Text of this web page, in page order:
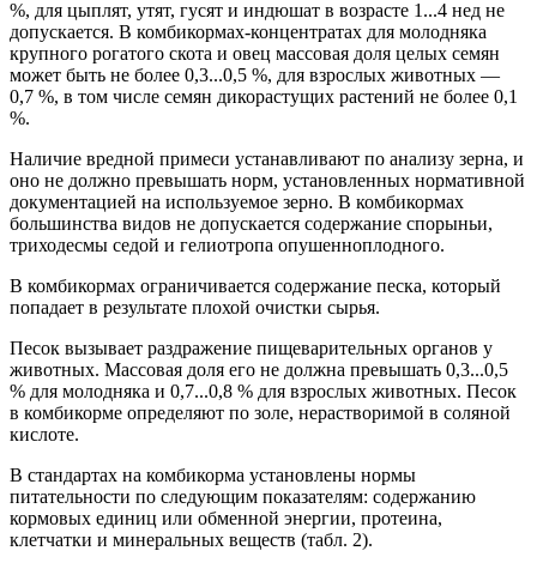
%, для цыплят, утят, гусят и индюшат в возрасте 1...4 нед не
допускается. В комбикормах-концентратах для молодняка
крупного рогатого скота и овец массовая доля целых семян
может быть не более 0,3...0,5 %, для взрослых животных —
0,7 %, в том числе семян дикорастущих растений не более 0,1
%.
Наличие вредной примеси устанавливают по анализу зерна, и
оно не должно превышать норм, установленных нормативной
документацией на используемое зерно. В комбикормах
большинства видов не допускается содержание спорыньи,
триходесмы седой и гелиотропа опушенноплодного.
В комбикормах ограничивается содержание песка, который
попадает в результате плохой очистки сырья.
Песок вызывает раздражение пищеварительных органов у
животных. Массовая доля его не должна превышать 0,3...0,5
% для молодняка и 0,7...0,8 % для взрослых животных. Песок
в комбикорме определяют по золе, нерастворимой в соляной
кислоте.
В стандартах на комбикорма установлены нормы
питательности по следующим показателям: содержанию
кормовых единиц или обменной энергии, протеина,
клетчатки и минеральных веществ (табл. 2).